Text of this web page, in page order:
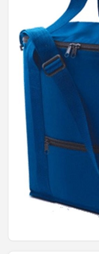
Slaapmatten
Koelboxen
Shop
POPULAIRE MERKEN
Intex
KOEL
Eurotrail
Camp
LifeGoods